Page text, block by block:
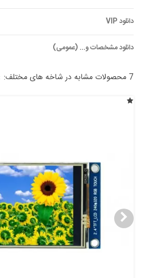
دانلود VIP
دانلود مشخصات و... (عمومی)
7 محصولات مشابه در شاخه های مختلف: